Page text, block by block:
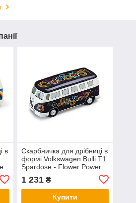
в
Скарбничка для дрібниці в
формі Volkswagen Bulli T1
Spardose - Flower Power
Dark, Moneybox, артикул
211087709E
1 231₴
Купити